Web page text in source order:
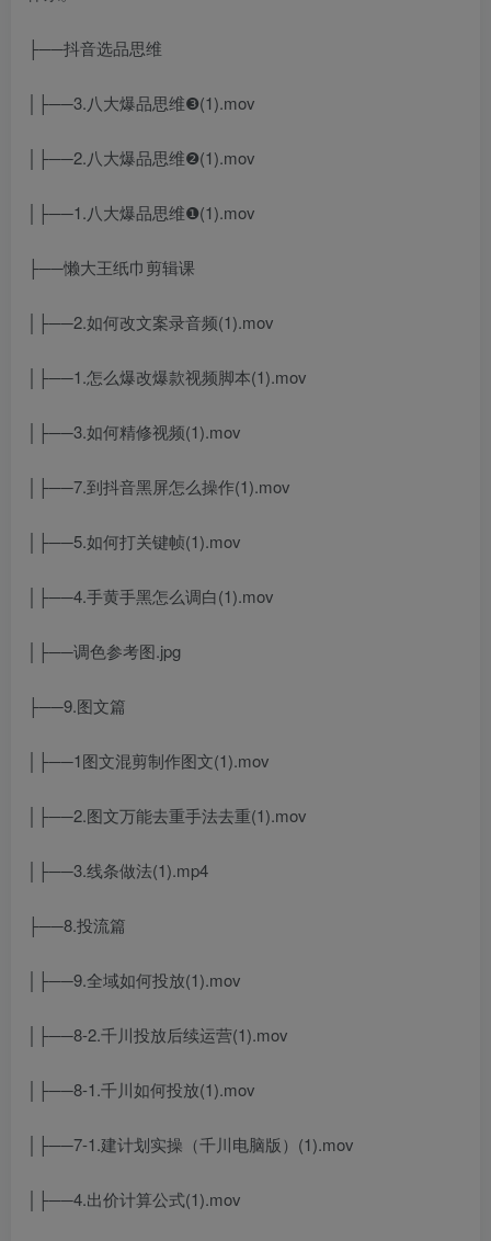
├──抖音选品思维
│├──3.八大爆品思维❸(1).mov
│├──2.八大爆品思维❷(1).mov
│├──1.八大爆品思维❶(1).mov
├──懒大王纸巾剪辑课
│├──2.如何改文案录音频(1).mov
│├──1.怎么爆改爆款视频脚本(1).mov
│├──3.如何精修视频(1).mov
│├──7.到抖音黑屏怎么操作(1).mov
│├──5.如何打关键帧(1).mov
│├──4.手黄手黑怎么调白(1).mov
│├──调色参考图.jpg
├──9.图文篇
│├──1图文混剪制作图文(1).mov
│├──2.图文万能去重手法去重(1).mov
│├──3.线条做法(1).mp4
├──8.投流篇
│├──9.全域如何投放(1).mov
│├──8-2.千川投放后续运营(1).mov
│├──8-1.千川如何投放(1).mov
│├──7-1.建计划实操（千川电脑版）(1).mov
│├──4.出价计算公式(1).mov